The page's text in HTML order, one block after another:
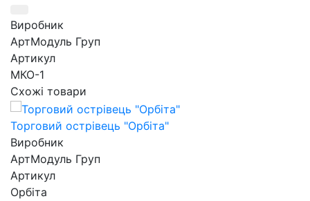
Виробник
АртМодуль Груп
Артикул
МКО-1
Схожі товари
Торговий острівець "Орбіта"
Виробник
АртМодуль Груп
Артикул
Орбіта